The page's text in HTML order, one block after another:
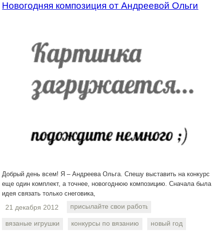
Новогодняя композиция от Андреевой Ольги
Добрый день всем! Я – Андреева Ольга. Спешу выставить на конкурс
еще один комплект, а точнее, новогоднюю композицию. Сначала была
идея связать только снеговика,
21 декабря 2012 присылайте свои работы
вязаные игрушки конкурсы по вязанию новый год